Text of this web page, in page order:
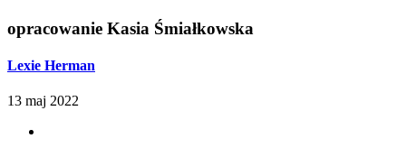
opracowanie Kasia Śmiałkowska
Lexie Herman
13 maj 2022